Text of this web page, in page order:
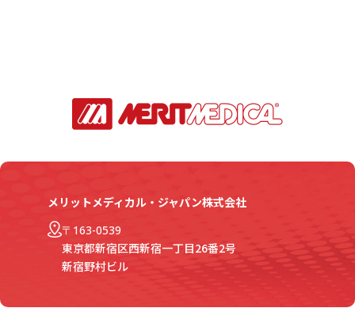
メリットメディカル・ジャパン株式会社
〒163-0539
東京都新宿区西新宿一丁目26番2号
新宿野村ビル